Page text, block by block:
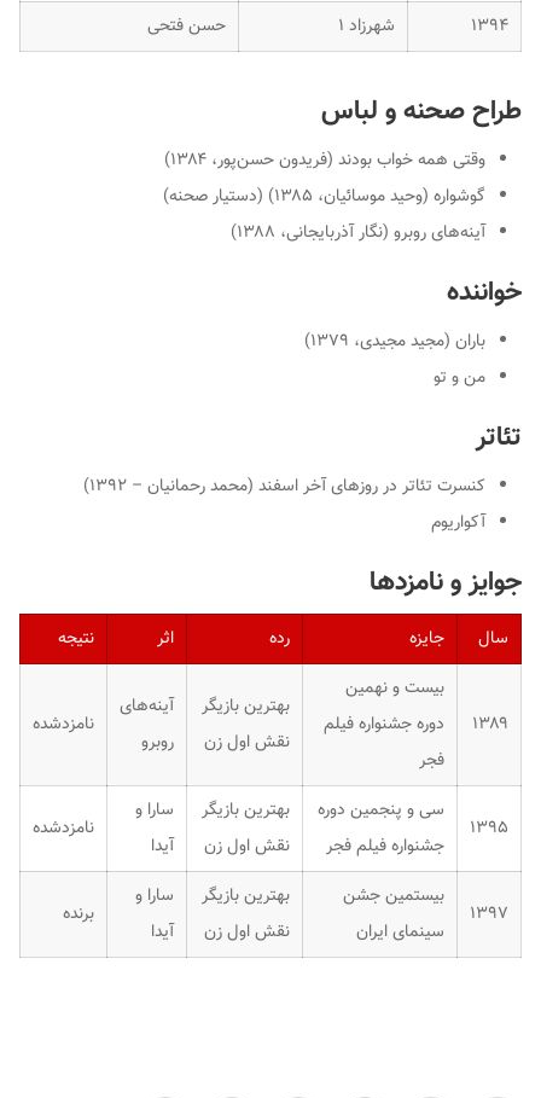
۱۳۹۴ شهرزاد ۱ حسن فتحی
طراح صحنه و لباس
وقتی همه خواب بودند (فریدون حسن‌پور، ۱۳۸۴)
گوشواره (وحید موسائیان، ۱۳۸۵) (دستیار صحنه)
آینه‌های روبرو (نگار آذربایجانی، ۱۳۸۸)
خواننده
باران (مجید مجیدی، ۱۳۷۹)
من و تو
تئاتر
کنسرت تئاتر در روزهای آخر اسفند (محمد رحمانیان – ۱۳۹۲)
آکواریوم
جوایز و نامزدها
سال جایزه رده اثر نتیجه
۱۳۸۹
بیست و نهمین
دوره جشنواره فیلم
فجر
بهترین بازیگر
نقش اول زن
آینه‌های
روبرو
نامزدشده
۱۳۹۵
سی و پنجمین دوره
جشنواره فیلم فجر
بهترین بازیگر
نقش اول زن
سارا و
آیدا
نامزدشده
۱۳۹۷
بیستمین جشن
سینمای ایران
بهترین بازیگر
نقش اول زن
سارا و
آیدا
برنده